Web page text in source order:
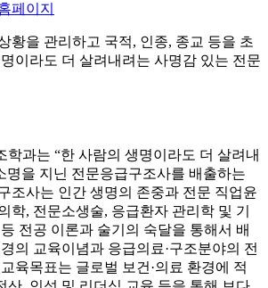
페이지
황을 관리하고 국적, 인종, 종교 등을 초
이라도 더 살려내려는 사명감 있는 전문
학과는 “한 사람의 생명이라도 더 살려내
명을 지닌 전문응급구조사를 배출하는
조사는 인간 생명의 존중과 전문 직업윤
학, 전문소생술, 응급환자 관리학 및 기
전공 이론과 술기의 숙달을 통해서 배
의 교육이념과 응급의료·구조분야의 전
육목표는 글로벌 보건·의료 환경에 적